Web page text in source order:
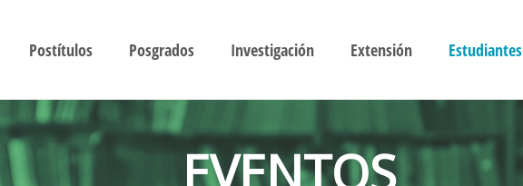
Postítulos Posgrados Investigación Extensión Estudiantes
EVENTOS